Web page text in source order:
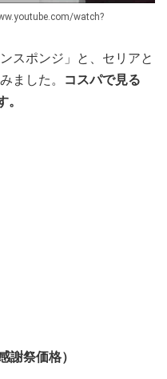
watch?
スポンジ」と、セリアと
ました。
コスパで見る
謝祭価格）